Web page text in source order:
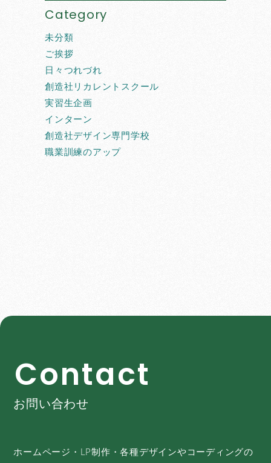
Category
未分類
ご挨拶
日々つれづれ
創造社リカレントスクール
実習生企画
インターン
創造社デザイン専門学校
職業訓練のアップ
Contact
お問い合わせ
ホームページ・LP制作・各種デザインやコーディングの